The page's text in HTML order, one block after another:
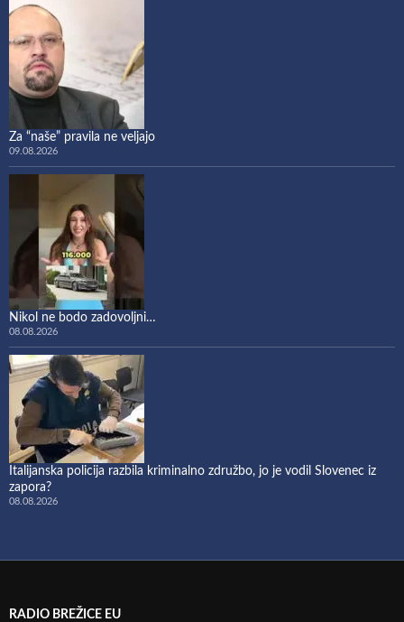
Za “naše” pravila ne veljajo
09.08.2026
Nikol ne bodo zadovoljni…
08.08.2026
Italijanska policija razbila kriminalno združbo, jo je vodil Slovenec iz
zapora?
08.08.2026
RADIO BREŽICE EU